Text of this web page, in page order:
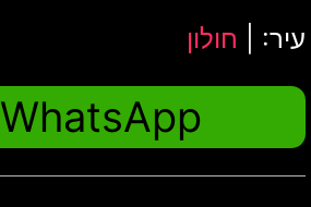
עיר: | חולון
WhatsApp